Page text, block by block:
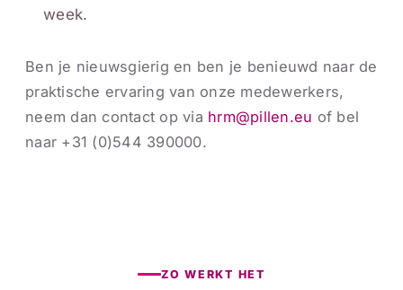
week.
Ben je nieuwsgierig en ben je benieuwd naar de
praktische ervaring van onze medewerkers,
neem dan contact op via hrm@pillen.eu of bel
naar +31 (0)544 390000.
ZO WERKT HET